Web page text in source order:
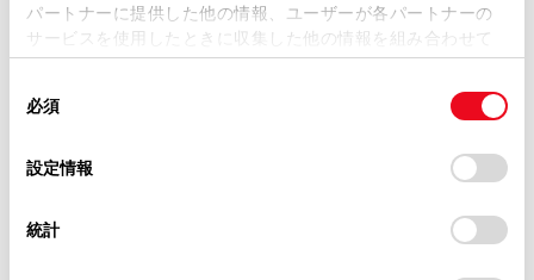
パートナーに提供した他の情報、ユーザーが各パートナーの
サービスを使用したときに収集した他の情報を組み合わせて
使用することがあります。当ウェブサイトの使用を続行する
デバイスにすべてのCookie(クッキー)が保存されることに同
意したことになります。Cookie(クッキー)のオプトアウト、
設定の変更、同意を撤回したりするにあたっては、当社の
「Cookie（クッキー）情報の取り扱いについて
」をご覧くだ
必須
設定情報
統計
合わせて見られているページ
アドバンスト ドライブ（渋滞時支援）
損害が生じても、弊社は一切責任を負いません。
掲載内容は予告なく変更、またはサービスを中止すること
当サイト（取扱説明書）では、利便性向上のためにお客様
る方は、当社のお客様相談窓口（0800-700-7700）までご
お車に関するお問い合わせ・ご相談は